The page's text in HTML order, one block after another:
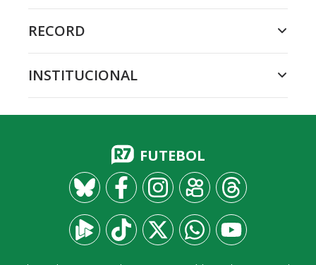
RECORD
INSTITUCIONAL
FUTEBOL